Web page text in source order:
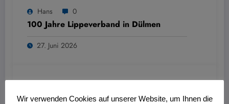
Hans 0
100 Jahre Lippeverband in Dülmen
27. Juni 2026
Wir verwenden Cookies auf unserer Website, um Ihnen die